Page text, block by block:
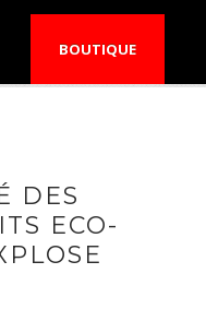
BOUTIQUE
DES
ECO-